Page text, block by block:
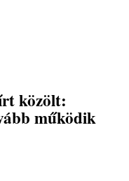
közölt:
működik